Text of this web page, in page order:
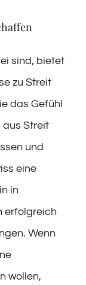
sind, bietet
zu Streit
das Gefühl
aus Streit
und
eine
in
erfolgreich
Wenn
wollen,